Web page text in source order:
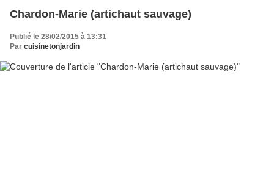
Chardon-Marie (artichaut sauvage)
Publié le 28/02/2015 à 13:31
Par cuisinetonjardin